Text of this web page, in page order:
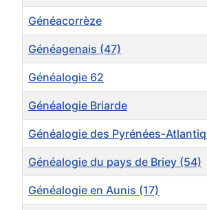
Généacorrèze
Généagenais (47)
Généalogie 62
Généalogie Briarde
Généalogie des Pyrénées-
Généalogie du pays de Briey (54)
Généalogie en Aunis (17)